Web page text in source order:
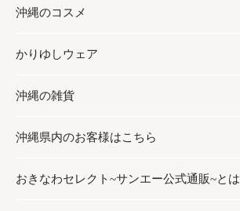
沖縄そば／乾麺
レトルト食品
乾物／粉類
塩
お酢／ドレッシング
しょうゆ
みそ
だし／スパイス／島唐辛子
黒糖
ちんすこう
伝統菓子
スナック
おつまみ
お酒・ドリンク
泡盛
ビール・チューハイ
ワイン・ウィスキー・カクテル
ドリンク
沖縄のコスメ
コスメ
スキンケア
ボディケア
ヘアケア
かりゆしウェア
かりゆしウェア
メンズ
レディース
沖縄の雑貨
雑貨
沖縄ファッション
沖縄県内のお客様はこちら
おきなわセレクト~サンエー公式通販~とは